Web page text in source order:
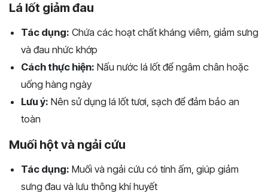
Lá lốt giảm đau
Tác dụng: Chứa các hoạt chất kháng viêm, giảm sưng
và đau nhức khớp
Cách thực hiện: Nấu nước lá lốt để ngâm chân hoặc
uống hàng ngày
Lưu ý: Nên sử dụng lá lốt tươi, sạch để đảm bảo an
toàn
Muối hột và ngải cứu
Tác dụng: Muối và ngải cứu có tính ấm, giúp giảm
sưng đau và lưu thông khí huyết